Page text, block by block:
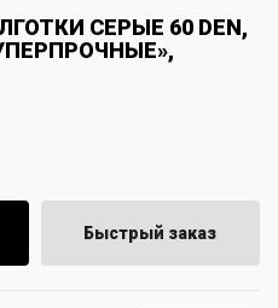
СЕРЫЕ 60 DEN,
Быстрый заказ